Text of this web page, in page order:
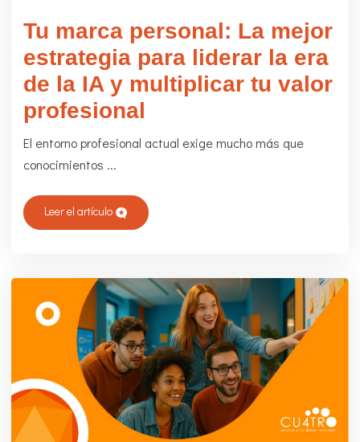
Tu marca personal: La mejor
estrategia para liderar la era
de la IA y multiplicar tu valor
profesional
El entorno profesional actual exige mucho más que
conocimientos ...
Leer el artículo
dic 11 2025